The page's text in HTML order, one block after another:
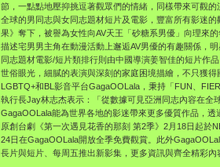
節，一點點地壓抑挑逗著觀眾們的情緒，同樣帶來可觀
全球的男同志與女同志題材短片及電影，豐富所有影迷
果》奪下，被譽為女性向AV天王「砂糖系男優」向理來
描述宅男男主角在動漫活動上邂逅AV男優的有趣關係，
同志題材電影/短片類排行則由中國導演姜智佳的短片作
世俗眼光，細膩的表演與深刻的家庭困境描繪，不只獲
LGBTQ+和BL影音平台GagaOOLala，秉持「FUN、
執行長Jay林志杰表示：「從數據可見亞洲同志內容在全
GagaOOLala能為世界各地的影迷帶來更多優質作品，
原創台劇《第一次遇見花香的那刻 第2季》2月18日起於
24日在GagaOOLala開放全季免費觀賞。此外
長片與短片、每周五推出新影集，更多資訊與齊全精彩